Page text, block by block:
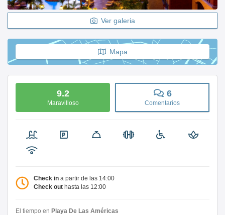
Ver galeria
Mapa
9.2
Maravilloso
6
Comentarios
Check in a partir de las 14:00
Check out hasta las 12:00
El tiempo en Playa De Las Américas